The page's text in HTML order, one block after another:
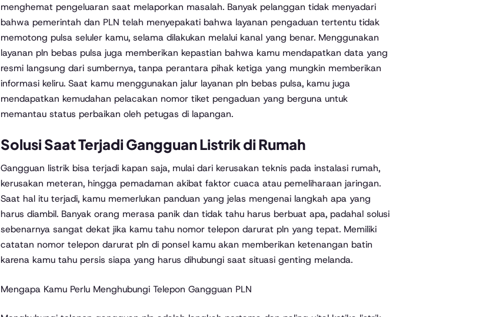
menghemat pengeluaran saat melaporkan masalah. Banyak pelanggan tidak menyadari
bahwa pemerintah dan PLN telah menyepakati bahwa layanan pengaduan tertentu tidak
memotong pulsa seluler kamu, selama dilakukan melalui kanal yang benar. Menggunakan
layanan pln bebas pulsa juga memberikan kepastian bahwa kamu mendapatkan data yang
resmi langsung dari sumbernya, tanpa perantara pihak ketiga yang mungkin memberikan
informasi keliru. Saat kamu menggunakan jalur layanan pln bebas pulsa, kamu juga
mendapatkan kemudahan pelacakan nomor tiket pengaduan yang berguna untuk
memantau status perbaikan oleh petugas di lapangan.
Solusi Saat Terjadi Gangguan Listrik di Rumah
Gangguan listrik bisa terjadi kapan saja, mulai dari kerusakan teknis pada instalasi rumah,
kerusakan meteran, hingga pemadaman akibat faktor cuaca atau pemeliharaan jaringan.
Saat hal itu terjadi, kamu memerlukan panduan yang jelas mengenai langkah apa yang
harus diambil. Banyak orang merasa panik dan tidak tahu harus berbuat apa, padahal solusi
sebenarnya sangat dekat jika kamu tahu nomor telepon darurat pln yang tepat. Memiliki
catatan nomor telepon darurat pln di ponsel kamu akan memberikan ketenangan batin
karena kamu tahu persis siapa yang harus dihubungi saat situasi genting melanda.
Mengapa Kamu Perlu Menghubungi Telepon Gangguan PLN